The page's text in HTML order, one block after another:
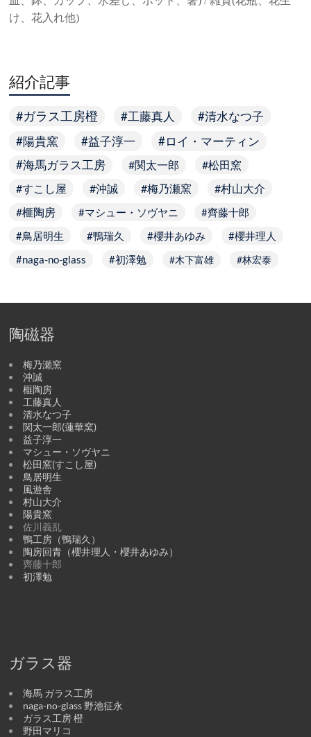
け、花入れ他)
紹介記事
ガラス工房橙 工藤真人
清水なつ子
陽貴窯
益子淳一 ロイ・マーティン
海馬ガラス工房 関太一郎
松田窯
すこし屋
沖誠 梅乃瀬窯 村山大介
榧陶房 マシュー・ソヴヤニ
齊藤十郎
鳥居明生
鴨瑞久 櫻井あゆみ
櫻井理人
naga-no-glass
初澤勉 木下富雄 林宏泰
陶磁器
梅乃瀬窯
沖誠
榧陶房
工藤真人
清水なつ子
関太一郎(蓮華窯)
益子淳一
マシュー・ソヴヤニ
松田窯(すこし屋)
鳥居明生
風遊舎
村山大介
陽貴窯
佐川義乱
鴨工房（鴨瑞久）
陶房回青（櫻井理人・櫻井あゆみ）
齊藤十郎
初澤勉
ガラス器
海馬 ガラス工房
naga-no-glass 野池征永
ガラス工房 橙
野田マリコ